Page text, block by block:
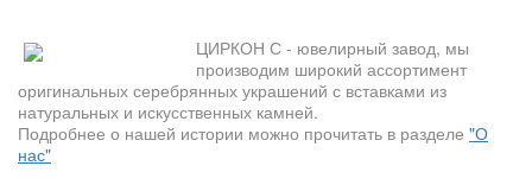
ЦИРКОН С - ювелирный завод, мы
производим широкий ассортимент
оригинальных серебрянных украшений с вставками из
натуральных и искусственных камней.
Подробнее о нашей истории можно прочитать в разделе "О
нас"